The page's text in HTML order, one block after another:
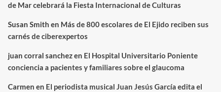
de Mar celebrará la Fiesta Internacional de Culturas
Susan Smith en Más de 800 escolares de El Ejido reciben sus
carnés de ciberexpertos
juan corral sanchezen El Hospital Universitario Poniente
conciencia a pacientes y familiares sobre el glaucoma
Carmen en El periodista musical Juan Jesús García edita el